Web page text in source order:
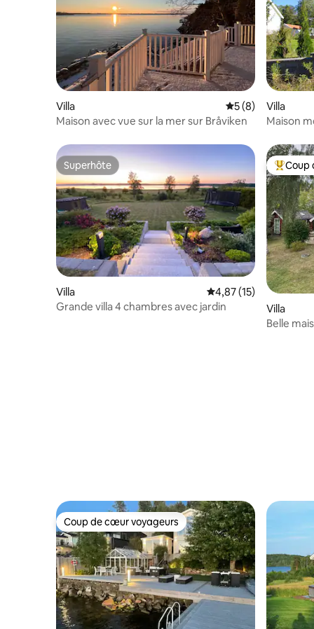
Villa Évaluation
5 (8)
Maison avec vue sur la mer sur Bråviken
Villa
Maison
Superhôte
Superhôte
Villa Évaluation moyenne
4,87 (15)
Grande villa 4 chambres avec jardin
Coups
Coup
Villa
Belle
Coup de cœur voyageurs
Coup de cœur voyageurs